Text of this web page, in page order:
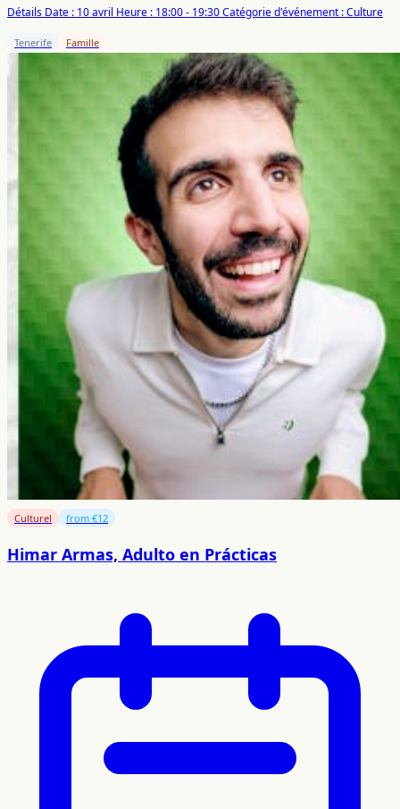
Détails Date : 10 avril Heure : 18:00 - 19:30Catégorie d'événement : Culture
Tenerife Famille
Culturel from €12
Himar Armas, Adulto en Prácticas